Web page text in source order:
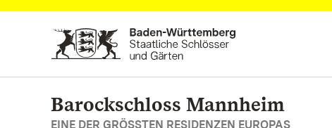
Zum Hauptinhalt springen
Barockschloss Mannheim
EINE DER GRÖSSTEN RESIDENZEN EUROPAS